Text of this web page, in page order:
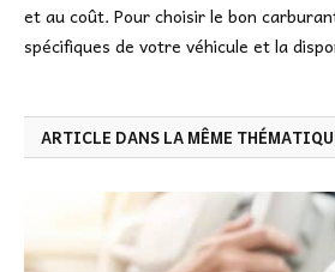
et au coût. Pour choisir le bon
spécifiques de votre véhicule et la
ARTICLE DANS LA MÊME